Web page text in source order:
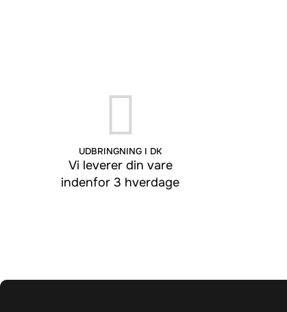
UDBRINGNING I DK
Vi leverer din vare
indenfor 3 hverdage